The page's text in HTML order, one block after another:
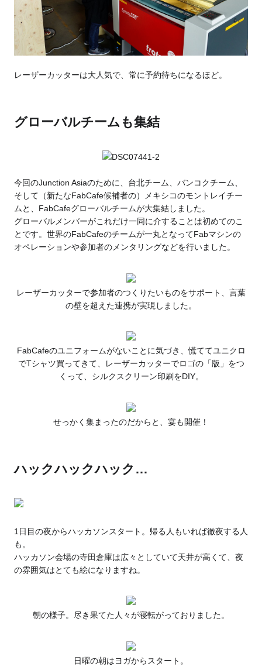
レーザーカッターは大人気で、常に予約待ちになるほど。
グローバルチームも集結
今回のJunction Asiaのために、台北チーム、バンコクチーム、
そして（新たなFabCafe候補者の）メキシコのモントレイチー
ムと、FabCafeグローバルチームが大集結しました。
グローバルメンバーがこれだけ一同に介することは初めてのこ
とです。世界のFabCafeのチームが一丸となってFabマシンの
オペレーションや参加者のメンタリングなどを行いました。
レーザーカッターで参加者のつくりたいものをサポート、言葉
の壁を超えた連携が実現しました。
FabCafeのユニフォームがないことに気づき、慌ててユニクロ
でTシャツ買ってきて、レーザーカッターでロゴの「版」をつ
くって、シルクスクリーン印刷をDIY。
せっかく集まったのだからと、宴も開催！
ハックハックハック…
1日目の夜からハッカソンスタート。帰る人もいれば徹夜する人
も。
ハッカソン会場の寺田倉庫は広々としていて天井が高くて、夜
の雰囲気はとても絵になりますね。
朝の様子。尽き果てた人々が寝転がっておりました。
日曜の朝はヨガからスタート。